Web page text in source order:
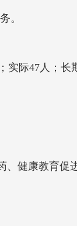
。
际47人；长
健康教育促